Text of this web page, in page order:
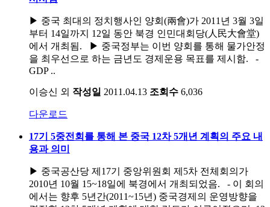
▶ 중국 최대의 정치행사인 양회(兩會)가 2011년 3월 3일
부터 14일까지 12일 동안 북경 인민대회당(人民大會堂)
에서 개최됨. ▶ 중국정부는 이번 양회를 통해 물가안정
을 최우선으로 하는 금년도 경제운용 목표를 제시함. -
GDP ..
이승신 외 작성일 2011.04.13 조회수 6,036
다운로드
17기 5중전회를 통해 본 중국 12차 5개년 계획의 주요 내
용과 의미
▶ 중국공산당 제17기 중앙위원회 제5차 전체회의가
2010년 10월 15~18일에 북경에서 개최되었음. - 이 회의
에서는 향후 5년간(2011~15년) 중국경제의 운영방향을